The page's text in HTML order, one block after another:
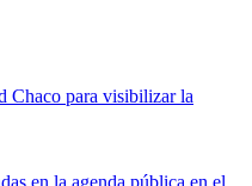
Chaco para visibilizar la
en la agenda pública en el